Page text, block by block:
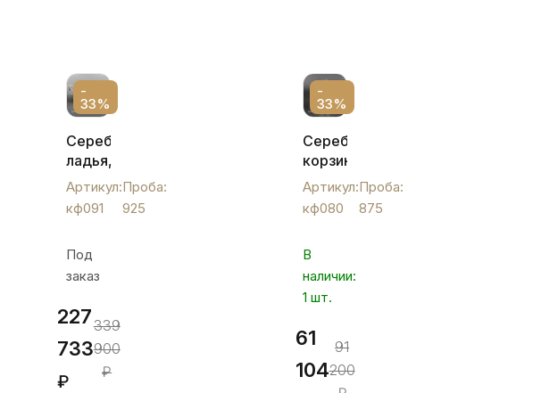
-
33%
Серебряная
ладья,
кф091
Артикул:
кф091
Проба:
925
Под
заказ
227
733
₽
339
900
₽
-
33%
Серебряная
корзинка
«Резная»
малая,
кф080
Артикул:
кф080
Проба:
875
В
наличии:
1 шт.
61
104
91
200